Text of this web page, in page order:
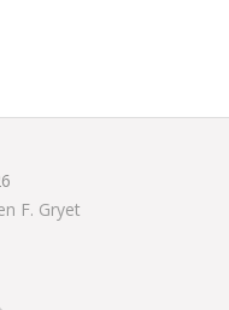
F. Gryet